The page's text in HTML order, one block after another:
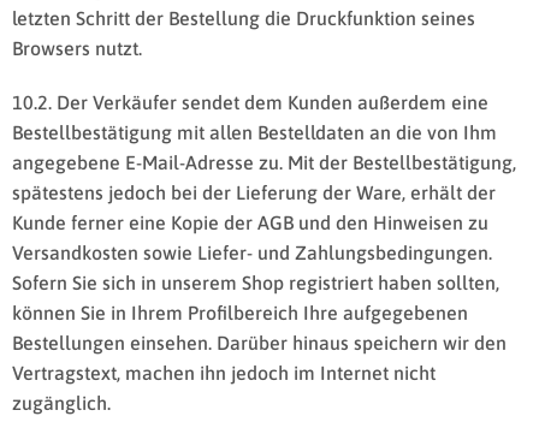
letzten Schritt der Bestellung die Druckfunktion seines
Browsers nutzt.
10.2. Der Verkäufer sendet dem Kunden außerdem eine
Bestellbestätigung mit allen Bestelldaten an die von Ihm
angegebene E-Mail-Adresse zu. Mit der Bestellbestätigung,
spätestens jedoch bei der Lieferung der Ware, erhält der
Kunde ferner eine Kopie der AGB und den Hinweisen zu
Versandkosten sowie Liefer- und Zahlungsbedingungen.
Sofern Sie sich in unserem Shop registriert haben sollten,
können Sie in Ihrem Profilbereich Ihre aufgegebenen
Bestellungen einsehen. Darüber hinaus speichern wir den
Vertragstext, machen ihn jedoch im Internet nicht
zugänglich.